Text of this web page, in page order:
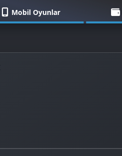
Mobil Oyunlar